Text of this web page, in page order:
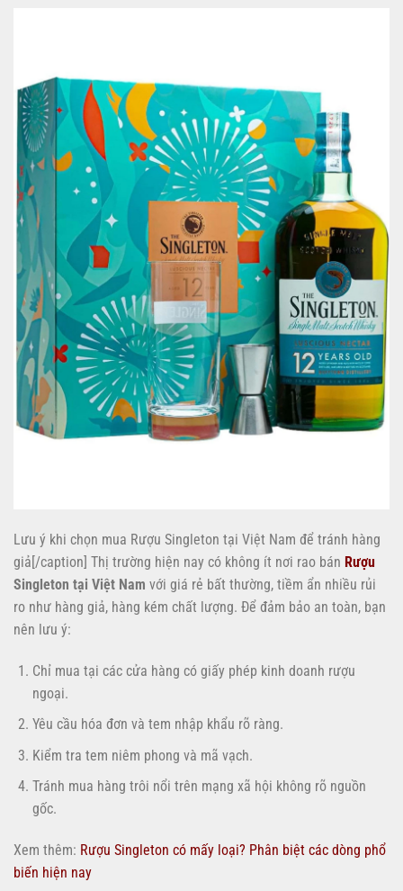
Lưu ý khi chọn mua Rượu Singleton tại Việt Nam để tránh hàng
giả[/caption] Thị trường hiện nay có không ít nơi rao bán Rượu
Singleton tại Việt Nam với giá rẻ bất thường, tiềm ẩn nhiều rủi
ro như hàng giả, hàng kém chất lượng. Để đảm bảo an toàn, bạn
nên lưu ý:
Chỉ mua tại các cửa hàng có giấy phép kinh doanh rượu
ngoại.
Yêu cầu hóa đơn và tem nhập khẩu rõ ràng.
Kiểm tra tem niêm phong và mã vạch.
Tránh mua hàng trôi nổi trên mạng xã hội không rõ nguồn
gốc.
Xem thêm: Rượu Singleton có mấy loại? Phân biệt các dòng phổ
biến hiện nay